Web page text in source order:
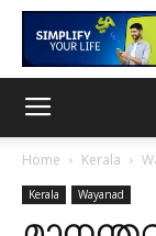
Home Kerala
Kerala Wayanad